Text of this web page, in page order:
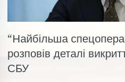
“Найбільша
розповів деталі
СБУ